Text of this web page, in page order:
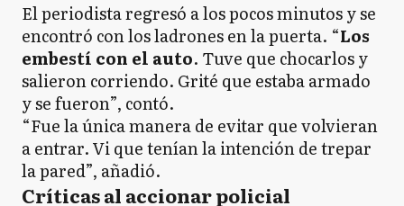
El periodista regresó a los pocos minutos y se
encontró con los ladrones en la puerta. “Los
embestí con el auto. Tuve que chocarlos y
salieron corriendo. Grité que estaba armado
y se fueron”, contó.
“Fue la única manera de evitar que volvieran
a entrar. Vi que tenían la intención de trepar
la pared”, añadió.
Críticas al accionar policial